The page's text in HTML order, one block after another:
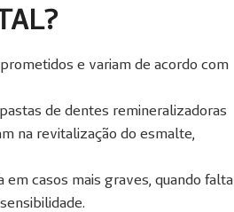
e variam de acordo com
de dentes remineralizadoras
na revitalização do esmalte,
em casos mais graves, quando falta